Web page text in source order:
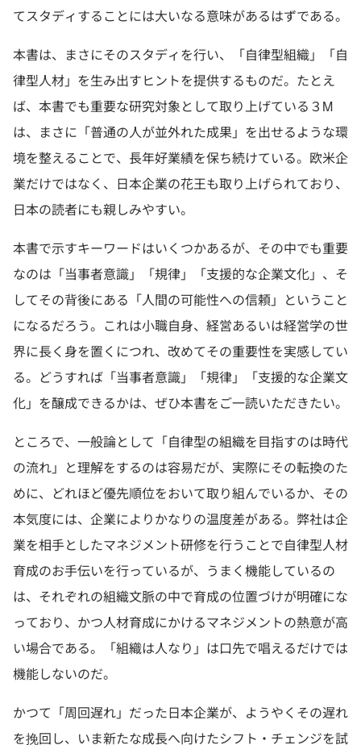
てスタディすることには大いなる意味があるはずである。
本書は、まさにそのスタディを行い、「自律型組織」「自
律型人材」を生み出すヒントを提供するものだ。たとえ
ば、本書でも重要な研究対象として取り上げている３M
は、まさに「普通の人が並外れた成果」を出せるような環
境を整えることで、長年好業績を保ち続けている。欧米企
業だけではなく、日本企業の花王も取り上げられており、
日本の読者にも親しみやすい。
本書で示すキーワードはいくつかあるが、その中でも重要
なのは「当事者意識」「規律」「支援的な企業文化」、そ
してその背後にある「人間の可能性への信頼」ということ
になるだろう。これは小職自身、経営あるいは経営学の世
界に長く身を置くにつれ、改めてその重要性を実感してい
る。どうすれば「当事者意識」「規律」「支援的な企業文
化」を醸成できるかは、ぜひ本書をご一読いただきたい。
ところで、一般論として「自律型の組織を目指すのは時代
の流れ」と理解をするのは容易だが、実際にその転換のた
めに、どれほど優先順位をおいて取り組んでいるか、その
本気度には、企業によりかなりの温度差がある。弊社は企
業を相手としたマネジメント研修を行うことで自律型人材
育成のお手伝いを行っているが、うまく機能しているの
は、それぞれの組織文脈の中で育成の位置づけが明確にな
っており、かつ人材育成にかけるマネジメントの熱意が高
い場合である。「組織は人なり」は口先で唱えるだけでは
機能しないのだ。
かつて「周回遅れ」だった日本企業が、ようやくその遅れ
を挽回し、いま新たな成長へ向けたシフト・チェンジを試